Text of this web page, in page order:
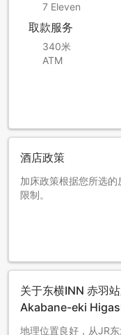
7 Eleven
取款服务
340米
ATM
酒店政策
加床政策根据您所选
限制。
关于东横INN 赤羽
Akabane-eki
地理位置良好，从JR